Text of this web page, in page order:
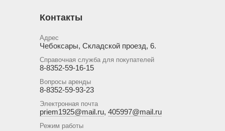
Контакты
Адрес
Чебоксары, Складской проезд, 6.
Справочная служба для покупателей
8-8352-59-16-15
Вопросы аренды
8-8352-59-93-23
Электронная почта
priem1925@mail.ru, 405997@mail.ru
Режим работы